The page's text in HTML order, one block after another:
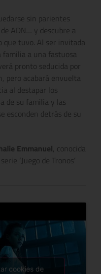
sin parientes
ADN… y descubre a
que tuvo. Al ser invitada
a una fastuosa
pronto seducida por
pero acabará envuelta
al destapar los
de su familia y las
esconden detrás de su
Emmanuel, conocida
‘Juego de Tronos’
cookies de